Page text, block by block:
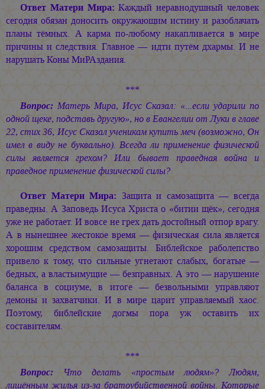
Ответ Матери Мира: Каждый неравнодушный человек
сегодня обязан доносить окружающим истину и разоблачать
планы тёмных. А карма по-любому накапливается в мире
причины и следствия. Главное — идти путём дхармы. И не
нарушать Коны МиРАздания.
***
Вопрос: Матерь Мира, Исус Сказал: «...если ударили по
одной щеке, подставь другую», но в Евангелии от Луки в главе
22, стих 36, Исус Сказал ученикам купить меч (возможно, Он
имел в виду не буквально). Всегда ли применение физической
силы является грехом? Или бывает праведная война и
праведное применение физической силы?
Ответ Матери Мира: Защита и самозащита — всегда
праведны. А Заповедь Исуса Христа о «битии щёк», сегодня
уже не работает. И вовсе не грех дать достойный отпор врагу.
А в нынешнее жестокое время — физическая сила является
хорошим средством самозащиты. Библейское раболепство
привело к тому, что сильные угнетают слабых, богатые —
бедных, а властьимущие — безправных. А это — нарушение
баланса в социуме, в итоге — безвольными управляют
демоны и захватчики. И в мире царит управляемый хаос.
Поэтому, библейские догмы пора уж оставить их
составителям.
***
Вопрос: Что делать «простым людям»? Людям,
лишённым жилья из-за братоубийственной войны. Которые